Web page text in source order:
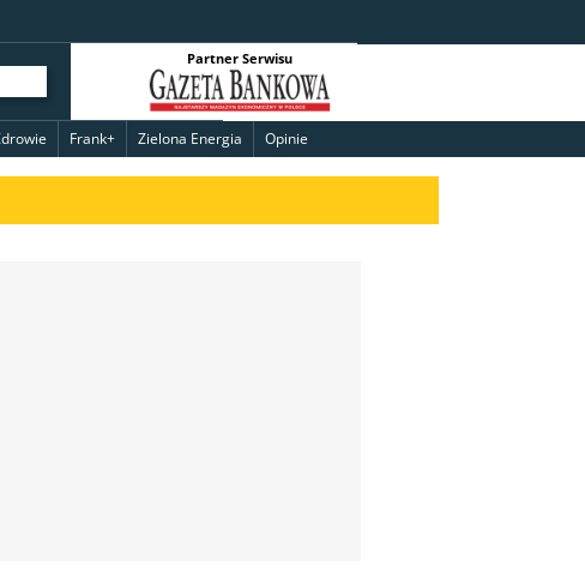
Partner Serwisu
Frank+ Zielona Energia Opinie